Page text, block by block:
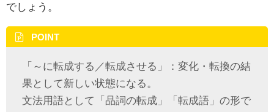
でしょう。
POINT
「～に転成する／転成させる」：変化・転換の結
果として新しい状態になる。
文法用語として「品詞の転成」「転成語」の形で